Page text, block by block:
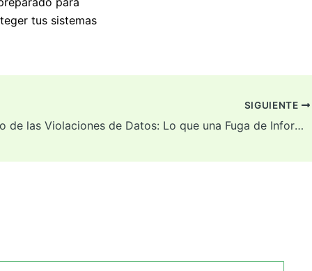
tus sistemas
SIGUIENTE
El Impacto de las Violaciones de Datos: Lo que una Fuga de Información Puede Costarle a Tu Empresa